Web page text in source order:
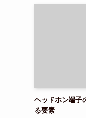
ヘッドホン端子
る要素